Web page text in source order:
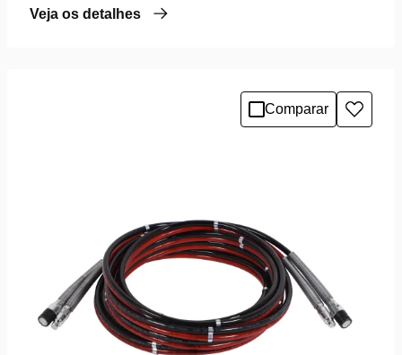
Veja os detalhes
Comparar
à